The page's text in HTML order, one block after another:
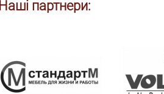
Наші партнери: